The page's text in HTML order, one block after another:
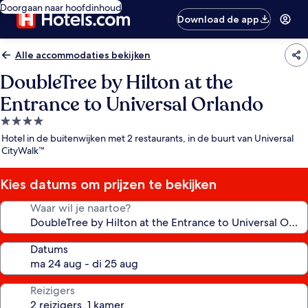
Doorgaan naar hoofdinhoud
Download de app
Alle accommodaties bekijken
DoubleTree by Hilton at the
Entrance to Universal Orlando
4.0-
sterrenaccommodatie
Hotel in de buitenwijken met 2 restaurants, in de buurt van Universal
CityWalk™
Kies datums om prijzen te bekijken
Waar wil je naartoe?
Datums
Reizigers